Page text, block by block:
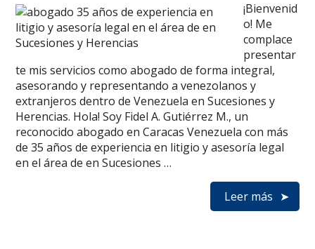
¡Bienvenid
o! Me
complace
presentar
te mis servicios como abogado de forma integral,
asesorando y representando a venezolanos y
extranjeros dentro de Venezuela en Sucesiones y
Herencias. Hola! Soy Fidel A. Gutiérrez M., un
reconocido abogado en Caracas Venezuela con más
de 35 años de experiencia en litigio y asesoría legal
en el área de en Sucesiones …
Leer más